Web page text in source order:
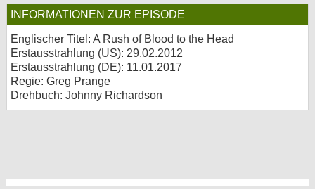
INFORMATIONEN ZUR EPISODE
Englischer Titel: A Rush of Blood to the Head
Erstausstrahlung (US): 29.02.2012
Erstausstrahlung (DE): 11.01.2017
Regie: Greg Prange
Drehbuch: Johnny Richardson